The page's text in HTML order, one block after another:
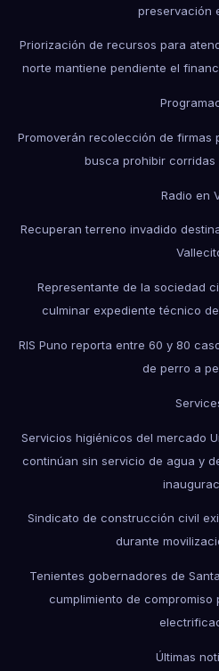
preservación
Priorización de recursos para
norte mantiene pendiente el
Promoverán recolección de firmas
busca prohibir corridas
Radio en
Recuperan terreno invadido
Representante de la sociedad
culminar expediente técnico
RIS Puno reporta entre 60 y 80
de perro a
Servicios higiénicos del mercado
continúan sin servicio de agua y
Sindicato de construcción civil
durante
Tenientes gobernadores de
cumplimiento de compromiso
Últimas